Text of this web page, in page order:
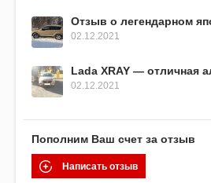
Отзыв о легендарном
02.12.2021
Lada XRAY — отличная
02.12.2021
Пополним Ваш счет за отзыв
Написать отзыв